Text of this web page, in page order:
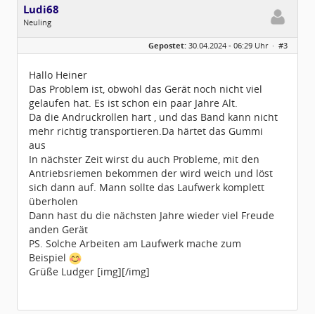
Ludi68
Neuling
Geschlecht:
keine Angabe
Dabei seit:
11 / 2023
Gepostet: 30.04.2024 - 06:29 Uhr · #3
Hallo Heiner
Das Problem ist, obwohl das Gerät noch nicht viel
gelaufen hat. Es ist schon ein paar Jahre Alt.
Da die Andruckrollen hart , und das Band kann nicht
mehr richtig transportieren.Da härtet das Gummi
aus
In nächster Zeit wirst du auch Probleme, mit den
Antriebsriemen bekommen der wird weich und löst
sich dann auf. Mann sollte das Laufwerk komplett
überholen
Dann hast du die nächsten Jahre wieder viel Freude
anden Gerät
PS. Solche Arbeiten am Laufwerk mache zum
Beispiel
Grüße Ludger [img][/img]